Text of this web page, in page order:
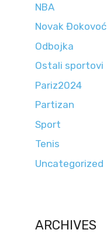
NBA
Novak Đokovoć
Odbojka
Ostali sportovi
Pariz2024
Partizan
Sport
Tenis
Uncategorized
ARCHIVES